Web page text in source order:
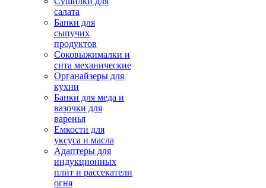
салата
Банки для
сыпучих
продуктов
Соковыжималки и
сита механические
Органайзеры для
кухни
Банки для меда и
вазочки для
варенья
Емкости для
уксуса и масла
Адаптеры для
индукционных
плит и рассекатели
огня